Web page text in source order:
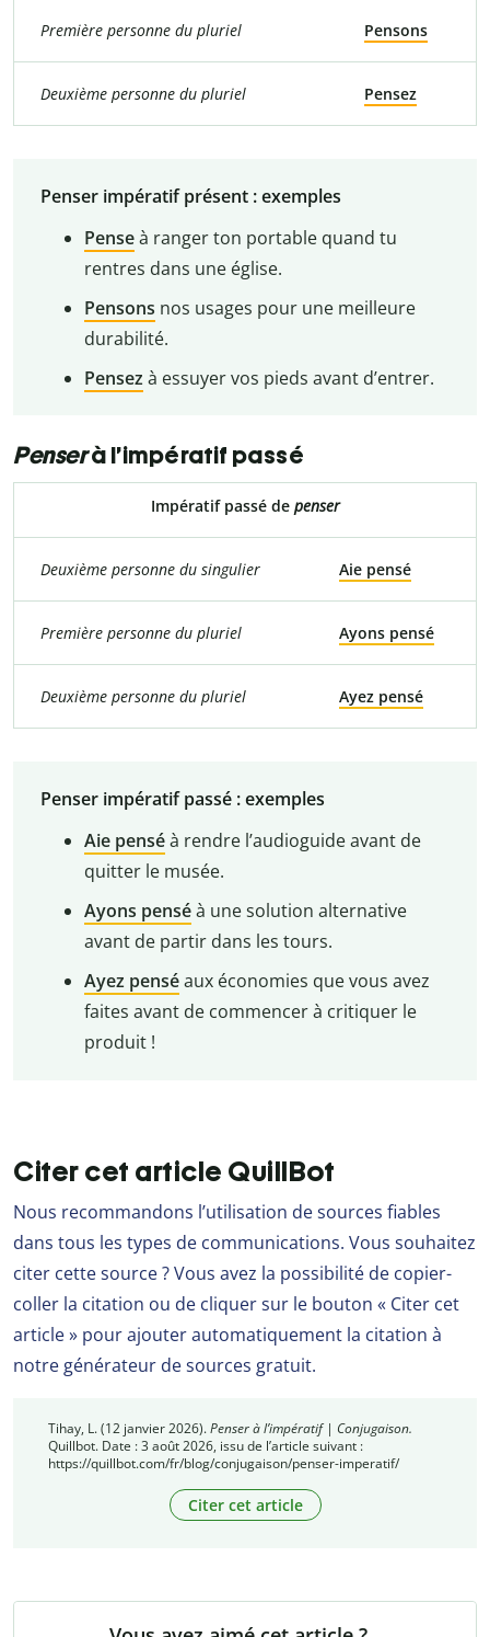
Première personne du pluriel Pensons
Deuxième personne du pluriel Pensez
Penser impératif présent : exemples
Penseà ranger ton portable quand tu
rentres dans une église.
Pensons nos usages pour une meilleure
durabilité.
Pensezà essuyer vos pieds avant d’entrer.
Penserà l’impératif passé
Impératif passé de penser
Deuxième personne du singulier Aie pensé
Première personne du pluriel Ayons pensé
Deuxième personne du pluriel Ayez pensé
Penser impératif passé : exemples
Aie penséà rendre l’audioguide avant de
quitter le musée.
Ayons penséà une solution alternative
avant de partir dans les tours.
Ayez penséaux économies que vous avez
faites avant de commencer à critiquer le
produit !
Citer cet article QuillBot
Nous recommandons l’utilisation de sources fiables
dans tous les types de communications. Vous souhaitez
citer cette source ? Vous avez la possibilité de copier-
coller la citation ou de cliquer sur le bouton « Citer cet
article » pour ajouter automatiquement la citation à
notre générateur de sources gratuit.
Tihay, L. (12 janvier 2026).Penser à l’impératif | Conjugaison.
Quillbot. Date : 3 août 2026, issu de l’article suivant :
https://quillbot.com/fr/blog/conjugaison/penser-imperatif/
Citer cet article